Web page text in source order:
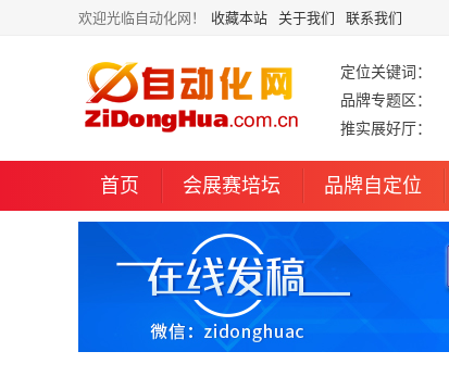
欢迎光临自动化网！ 收藏本站 关于我们 联系我们
定位关键词：
品牌专题区：
推实展好厅：
首页 会展赛培坛 品牌自定位